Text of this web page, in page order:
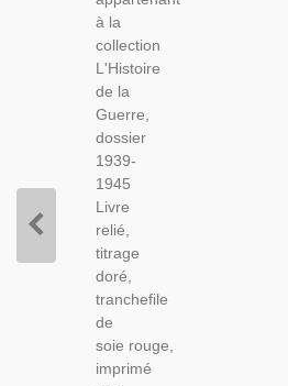
2e
Guerre
Mondiale,
Biographies,
Livres
De
Collection
à la
collection
L'Histoire
de la
Guerre,
dossier
1939-
1945
Livre
relié,
titrage
doré,
tranchefile
de
soie rouge,
imprimé